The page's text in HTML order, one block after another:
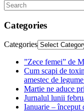
Categories
Categories
”Zece femei” de
Cum scapi de
amestec de
Martie ne aduce
Jurnalul lunii
Ianuarie – început